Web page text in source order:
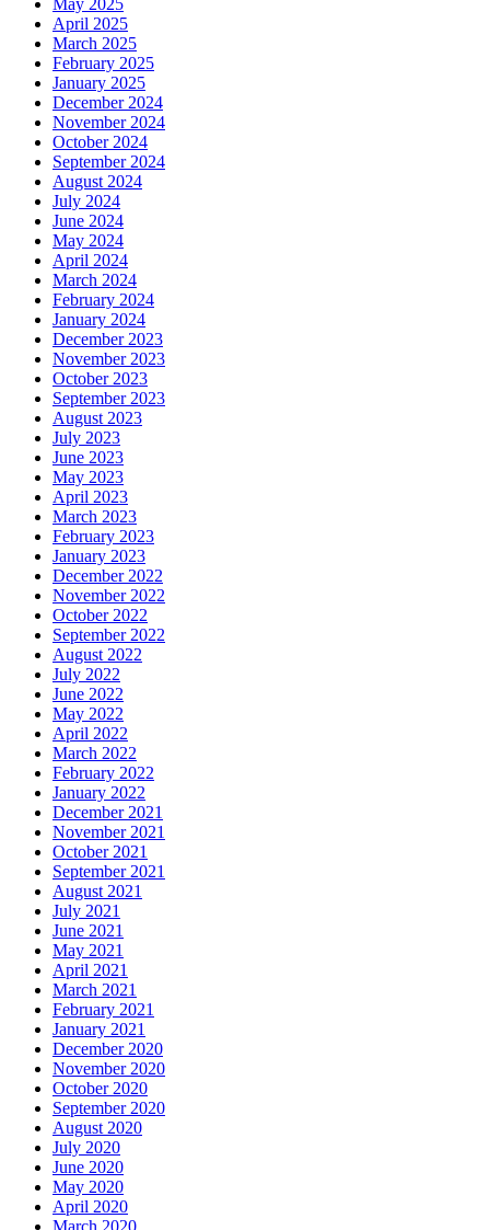
April 2025
March 2025
February 2025
January 2025
December 2024
November 2024
October 2024
September 2024
August 2024
July 2024
June 2024
May 2024
April 2024
March 2024
February 2024
January 2024
December 2023
November 2023
October 2023
September 2023
August 2023
July 2023
June 2023
May 2023
April 2023
March 2023
February 2023
January 2023
December 2022
November 2022
October 2022
September 2022
August 2022
July 2022
June 2022
May 2022
April 2022
March 2022
February 2022
January 2022
December 2021
November 2021
October 2021
September 2021
August 2021
July 2021
June 2021
May 2021
April 2021
March 2021
February 2021
January 2021
December 2020
November 2020
October 2020
September 2020
August 2020
July 2020
June 2020
May 2020
April 2020
March 2020